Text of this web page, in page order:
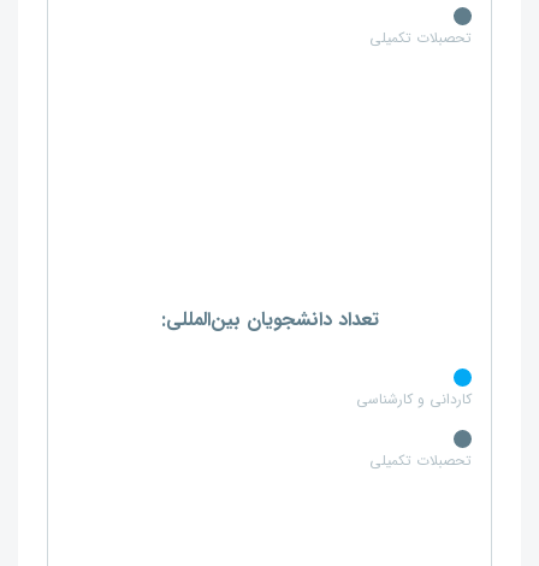
تحصبلات تکمیلی
تعداد دانشجویان بین‌المللی:
کاردانی و کارشناسی
تحصبلات تکمیلی